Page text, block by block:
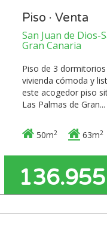
Piso · Venta
San Juan de Dios-
Gran Canaria
Piso de 3
vivienda cómoda y
este acogedor piso
Las Palmas de Gran...
50m2 63m2